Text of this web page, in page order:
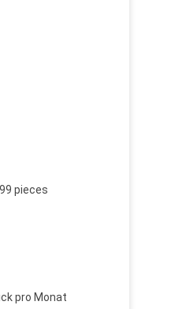
pieces
pro Monat